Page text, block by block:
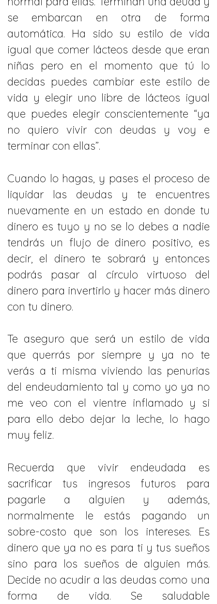
se embarcan en otra de forma
automática. Ha sido su estilo de vida
igual que comer lácteos desde que eran
niñas pero en el momento que tú lo
decidas puedes cambiar este estilo de
vida y elegir uno libre de lácteos igual
que puedes elegir conscientemente “ya
no quiero vivir con deudas y voy e
terminar con ellas”.
Cuando lo hagas, y pases el proceso de
liquidar las deudas y te encuentres
nuevamente en un estado en donde tu
dinero es tuyo y no se lo debes a nadie
tendrás un flujo de dinero positivo, es
decir, el dinero te sobrará y entonces
podrás pasar al círculo virtuoso del
dinero para invertirlo y hacer más dinero
con tu dinero.
Te aseguro que será un estilo de vida
que querrás por siempre y ya no te
verás a ti misma viviendo las penurias
del endeudamiento tal y como yo ya no
me veo con el vientre inflamado y si
para ello debo dejar la leche, lo hago
muy feliz.
Recuerda que vivir endeudada es
sacrificar tus ingresos futuros para
pagarle a alguien y además,
normalmente le estás pagando un
sobre-costo que son los intereses. Es
dinero que ya no es para ti y tus sueños
sino para los sueños de alguien más.
Decide no acudir a las deudas como una
forma de vida. Se saludable